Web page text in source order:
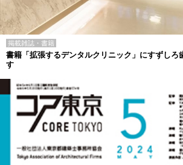
掲載雑誌・書籍
書籍「拡張するデンタルクリニック」にすずしろ
す